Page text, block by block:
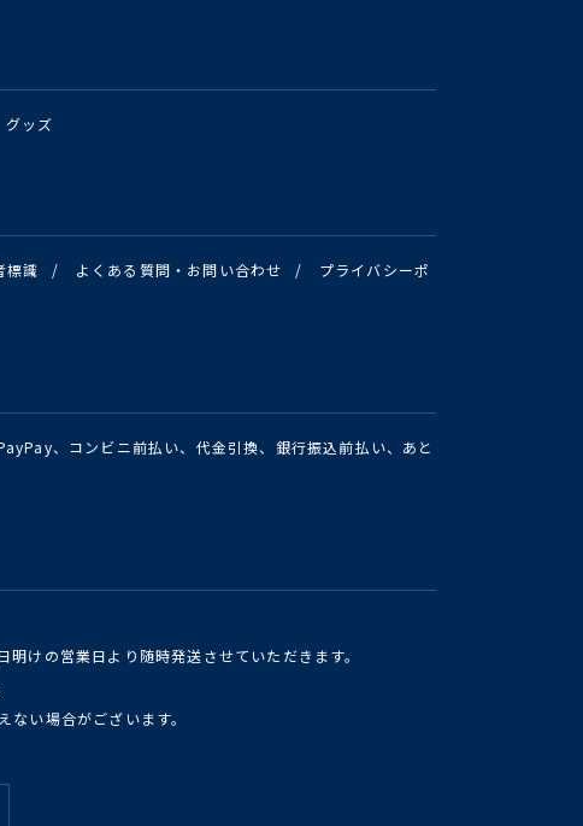
グッズ
標識 / よくある質問・お問い合わせ /
プライバシーポ
、コンビニ前払い、代金引換、銀行振込前払い、あと
けの営業日より随時発送させていただきます。
い場合がございます。